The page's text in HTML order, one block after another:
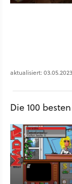
aktualisiert:
Die 100